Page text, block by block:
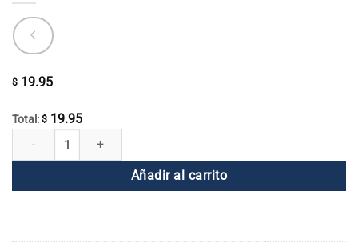
$ 19.95
Total: $ 19.95
Taza Biblioteca de Enseñanzas Rojo cantidad
Añadir al carrito